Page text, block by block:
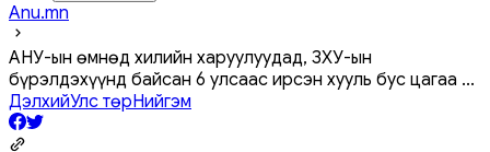
Anu.mn
АНУ-ын өмнөд хилийн харуулуудад, ЗХУ-ын
бүрэлдэхүүнд байсан 6 улсаас ирсэн хууль бус цагаа ...
ДэлхийУлс төрНийгэм